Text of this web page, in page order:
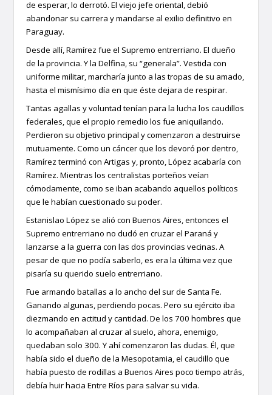
de esperar, lo derrotó. El viejo jefe oriental, debió
abandonar su carrera y mandarse al exilio definitivo en
Paraguay.
Desde allí, Ramírez fue el Supremo entrerriano. El dueño
de la provincia. Y la Delfina, su “generala”. Vestida con
uniforme militar, marcharía junto a las tropas de su amado,
hasta el mismísimo día en que éste dejara de respirar.
Tantas agallas y voluntad tenían para la lucha los caudillos
federales, que el propio remedio los fue aniquilando.
Perdieron su objetivo principal y comenzaron a destruirse
mutuamente. Como un cáncer que los devoró por dentro,
Ramírez terminó con Artigas y, pronto, López acabaría con
Ramírez. Mientras los centralistas porteños veían
cómodamente, como se iban acabando aquellos políticos
que le habían cuestionado su poder.
Estanislao López se alió con Buenos Aires, entonces el
Supremo entrerriano no dudó en cruzar el Paraná y
lanzarse a la guerra con las dos provincias vecinas. A
pesar de que no podía saberlo, es era la última vez que
pisaría su querido suelo entrerriano.
Fue armando batallas a lo ancho del sur de Santa Fe.
Ganando algunas, perdiendo pocas. Pero su ejército iba
diezmando en actitud y cantidad. De los 700 hombres que
lo acompañaban al cruzar al suelo, ahora, enemigo,
quedaban solo 300. Y ahí comenzaron las dudas. Él, que
había sido el dueño de la Mesopotamia, el caudillo que
había puesto de rodillas a Buenos Aires poco tiempo atrás,
debía huir hacia Entre Ríos para salvar su vida.